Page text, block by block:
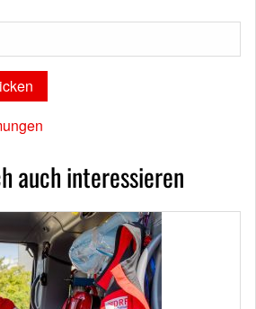
auch interessieren